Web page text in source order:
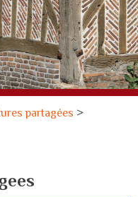
partagées >